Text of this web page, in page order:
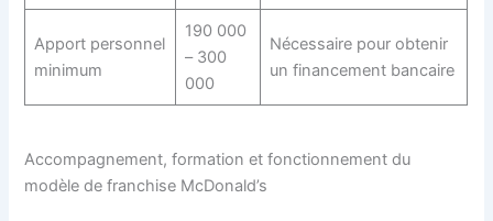
Apport personnel
minimum
190 000
– 300
000
Nécessaire pour obtenir
un financement bancaire
Accompagnement, formation et fonctionnement du
modèle de franchise McDonald’s